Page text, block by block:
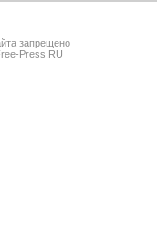
запрещено
Press.RU